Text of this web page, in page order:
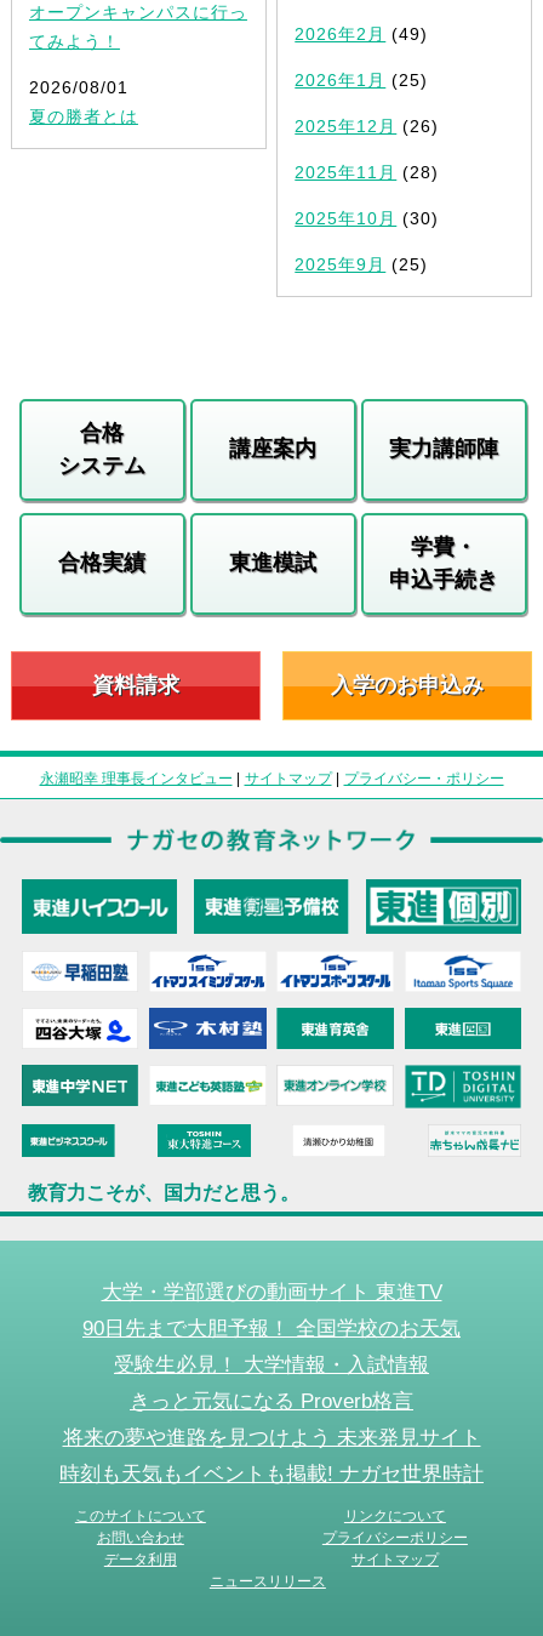
オープンキャンパスに行っ
てみよう！
2026/08/01
夏の勝者とは
2026年2月 (49)
2026年1月 (25)
2025年12月 (26)
2025年11月 (28)
2025年10月 (30)
2025年9月 (25)
合格
システム
講座案内 実力講師陣
合格実績 東進模試
学費・
申込手続き
資料請求 入学のお申込み
永瀬昭幸 理事長インタビュー | サイトマップ| プライバシー・ポリシー
教育力こそが、国力だと思う。
大学・学部選びの動画サイト 東進TV
90日先まで大胆予報！ 全国学校のお天気
受験生必見！ 大学情報・入試情報
きっと元気になる Proverb格言
将来の夢や進路を見つけよう 未来発見サイト
時刻も天気もイベントも掲載! ナガセ世界時計
このサイトについて
リンクについて
お問い合わせ
プライバシーポリシー
データ利用
サイトマップ
ニュースリリース